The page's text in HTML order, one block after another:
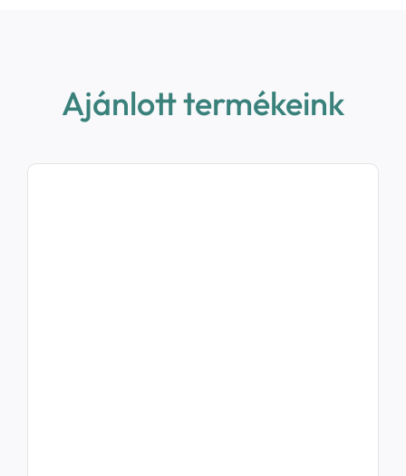
Ajánlott termékeink